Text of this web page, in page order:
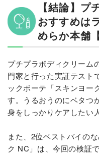
【結論】プ
おすすめは
めらか本舗
プチプラボディクリーム
門家と行った実証テスト
ックボーテ「スキンヨー
す。うるおうのにベタつ
身をしっかりケアしたい
また、2位ベストバイの
ク NC」は、今回の検証